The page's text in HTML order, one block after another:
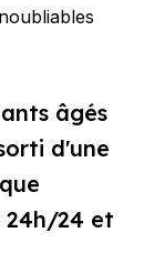
âgés
d'une
24h/24 et